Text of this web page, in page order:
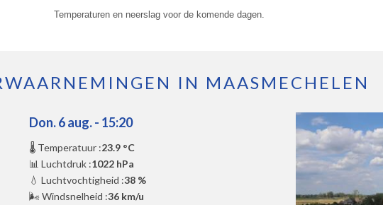
Temperaturen en neerslag voor de komende dagen.
IN MAASMECHELEN
Don. 6 aug. - 15:20
🌡️ Temperatuur :23.9 °C
📊 Luchtdruk :1022 hPa
💧 Luchtvochtigheid :38 %
🌬️ Windsnelheid :36 km/u